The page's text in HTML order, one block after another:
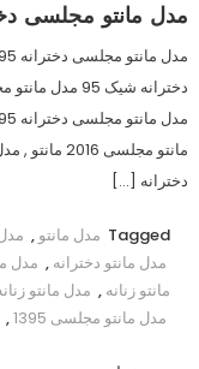
مدل مانتو مجلسی
مانتو
دخترانه […]
Tagged مدل مانتو , مدل
مدل مانتو دخترانه , مدل
مانتو زنانه , مدل مانتو زنانه
مدل مانتو مجلسی 1395
,